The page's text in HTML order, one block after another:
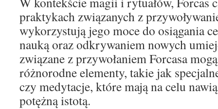
praktykach związanych z
wykorzystują jego moce do osiągania
nauką oraz odkrywaniem nowych
związane z przywołaniem Forcasa
różnorodne elementy, takie jak
czy medytacje, które mają na celu
potężną istotą.